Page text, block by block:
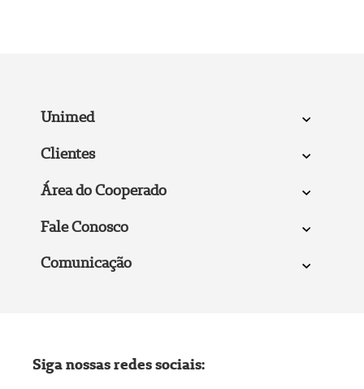
Unimed
Clientes
Área do Cooperado
Fale Conosco
Comunicação
Siga nossas redes sociais: